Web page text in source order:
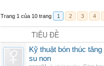
Trang 1 của 10 trang 1 2 3 4
TIÊU ĐỀ
Kỹ thuật bón thúc
su non